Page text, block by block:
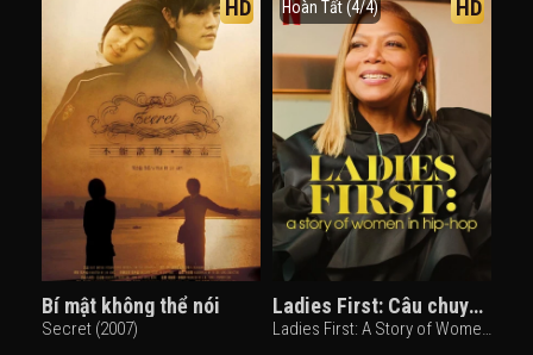
HD
Bí mật không thể nói
Secret (2007)
Hoàn Tất (4/4) HD
Ladies First: Câu chuyện về phụ nữ trong hip-hop
Ladies First: A Story of Women in Hip-Hop (2023)